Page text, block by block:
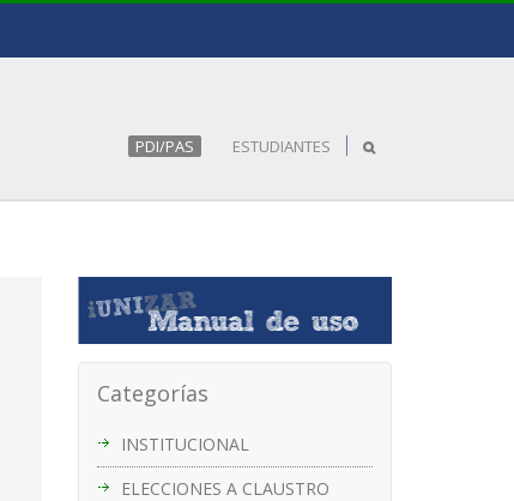
PDI/PAS ESTUDIANTES
Categorías
INSTITUCIONAL
ELECCIONES A CLAUSTRO